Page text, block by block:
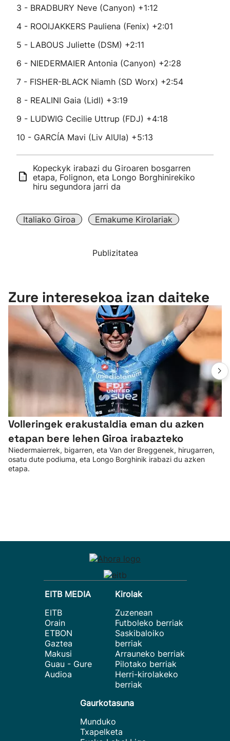
3 - BRADBURY Neve (Canyon) +1:12
4 - ROOIJAKKERS Pauliena (Fenix) +2:01
5 - LABOUS Juliette (DSM) +2:11
6 - NIEDERMAIER Antonia (Canyon) +2:28
7 - FISHER-BLACK Niamh (SD Worx) +2:54
8 - REALINI Gaia (Lidl) +3:19
9 - LUDWIG Cecilie Uttrup (FDJ) +4:18
10 - GARCÍA Mavi (Liv AlUla) +5:13
Kopeckyk irabazi du Giroaren bosgarren
etapa, Folignon, eta Longo Borghinirekiko
hiru segundora jarri da
Italiako Giroa Emakume Kirolariak
Publizitatea
Zure interesekoa izan daiteke
Volleringek erakustaldia eman du azken
etapan bere lehen Giroa irabazteko
Niedermaierrek, bigarren, eta Van der Breggenek, hirugarren,
osatu dute podiuma, eta Longo Borghinik irabazi du azken
etapa.
EITB MEDIA
EITB
Orain
ETBON
Gaztea
Makusi
Guau - Gure
Audioa
Kirolak
Zuzenean
Futboleko berriak
Saskibaloiko
berriak
Arrauneko berriak
Pilotako berriak
Herri-kirolakeko
berriak
Gaurkotasuna
Munduko
Txapelketa